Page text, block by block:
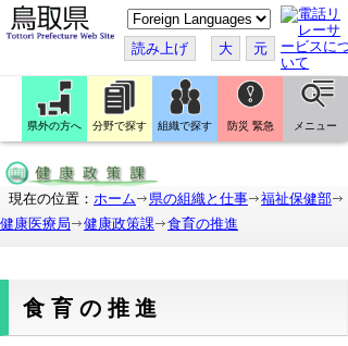
こ
の
ペ
ー
ジ
翻
訳
す
読み上げ 大 元
県外の方へ 分野で探す 組織で探す 防災 緊急 メニュー
現在の位置： ホーム 県の組織と仕事
福祉保健部
健康医療局
健康政策課 食育の推進
食育の推進